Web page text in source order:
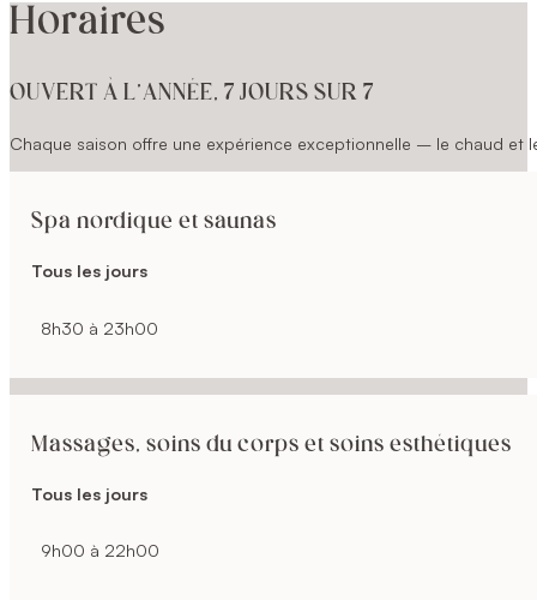
Horaires
OUVERT À L’ANNÉE, 7 JOURS SUR 7
Chaque saison offre une expérience exceptionnelle – le chaud et
Spa nordique et saunas
Tous les jours
8h30 à 23h00
Massages, soins du corps et soins esthétiques
Tous les jours
9h00 à 22h00